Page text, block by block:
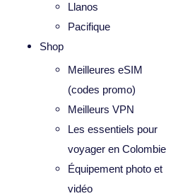
Llanos
Pacifique
Shop
Meilleures eSIM
(codes promo)
Meilleurs VPN
Les essentiels pour
voyager en Colombie
Équipement photo et
vidéo